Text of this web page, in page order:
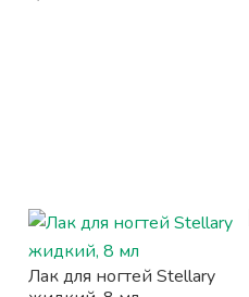
Лак для ногтей Stellary